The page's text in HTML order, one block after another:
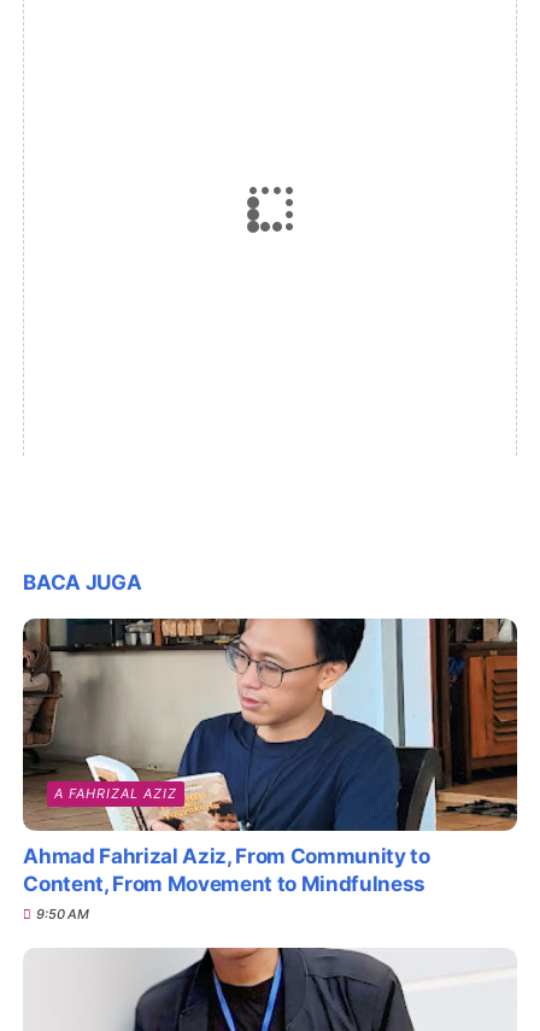
BACA JUGA
A FAHRIZAL AZIZ
Ahmad Fahrizal Aziz, From Community to
Content, From Movement to Mindfulness
9:50 AM